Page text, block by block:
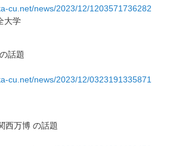
cu.net/news/2023/12/1203571736282
大学
年金 の話題
cu.net/news/2023/12/0323191335871
大阪関西万博 の話題